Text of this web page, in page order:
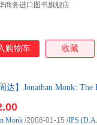
商务进口图书旗舰店
购物车 收藏
达】Jonathan Monk:
Monk /2008-01-15 /IPS